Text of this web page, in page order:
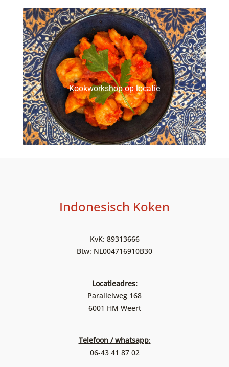
Kookworkshop op locatie
Indonesisch Koken
KvK: 89313666
Btw: NL004716910B30
Locatieadres:
Parallelweg 168
6001 HM Weert
Telefoon / whatsapp:
06-43 41 87 02